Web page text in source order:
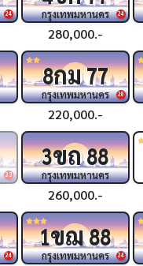
24 24
กรุงเทพมหานคร
280,000.-
28
8กม77
กรุงเทพมหานคร
220,000.-
23
3ขถ88
กรุงเทพมหานคร
260,000.-
24 24
1ขฌ88
กรุงเทพมหานคร